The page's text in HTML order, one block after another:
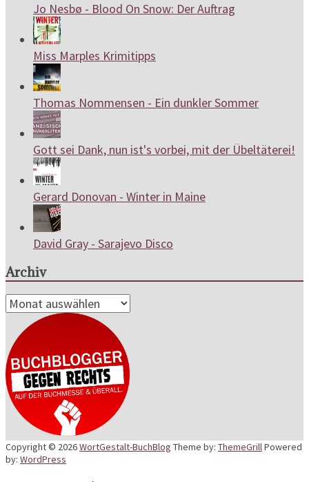
Jo Nesbø - Blood On Snow: Der Auftrag
Miss Marples Krimitipps
Thomas Nommensen - Ein dunkler Sommer
Gott sei Dank, nun ist's vorbei, mit der Übeltäterei!
Gerard Donovan - Winter in Maine
David Gray - Sarajevo Disco
Archiv
Archiv
Copyright © 2026WortGestalt-BuchBlog Theme by: ThemeGrillPowered
by: WordPress